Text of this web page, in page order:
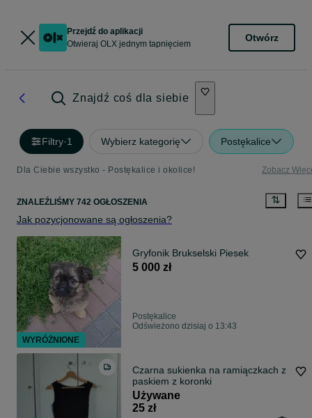
Przejdź do aplikacji
Otwieraj OLX jednym tapnięciem
Otwórz
Znajdź coś dla siebie
Filtry·1 Wybierz kategorię Postękalice
Dla Ciebie wszystko - Postękalice i okolice! Zobacz
ZNALEŹLIŚMY 742 OGŁOSZENIA
Jak pozycjonowane są ogłoszenia?
Gryfonik Brukselski Piesek
5 000 zł
Postękalice
Odświeżono dzisiaj o 13:43
Czarna sukienka na ramiączkach z
paskiem z koronki
Używane
25 zł
WYRÓŻNIONE